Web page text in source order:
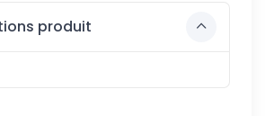
produit